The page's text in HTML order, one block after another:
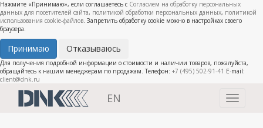
Нажмите «Принимаю», если соглашаетесь с Согласием на обработку персональных
данных для посетителей сайта, политикой обработки персональных данных, политикой
использования cookie-файлов. Запретить обработку cookie можно в настройках своего
браузера.
Принимаю Отказываюсь
Для получения подробной информации о стоимости и наличии товаров, пожалуйста,
обращайтесь к нашим менеджерам по продажам. Телефон: +7 (495) 502-91-41 E-mail:
client@dnk.ru
Toggle
EN